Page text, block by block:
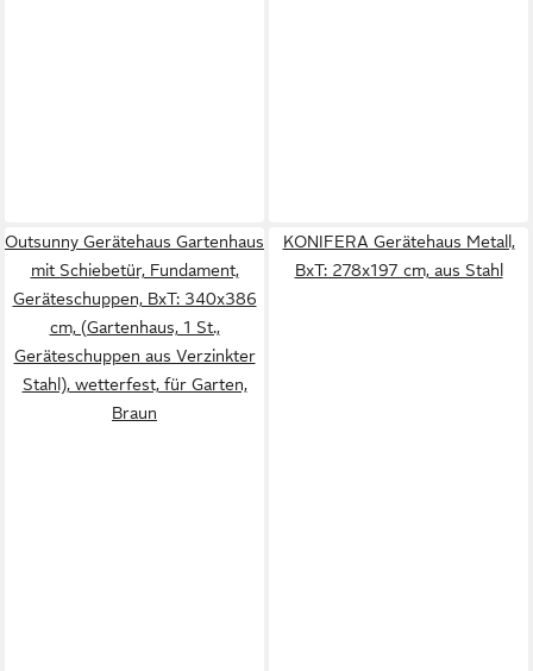
Outsunny Gerätehaus Gartenhaus
mit Schiebetür, Fundament,
Geräteschuppen, BxT: 340x386
cm, (Gartenhaus, 1 St.,
Geräteschuppen aus Verzinkter
Stahl), wetterfest, für Garten,
Braun
KONIFERA Gerätehaus Metall,
BxT: 278x197 cm, aus Stahl